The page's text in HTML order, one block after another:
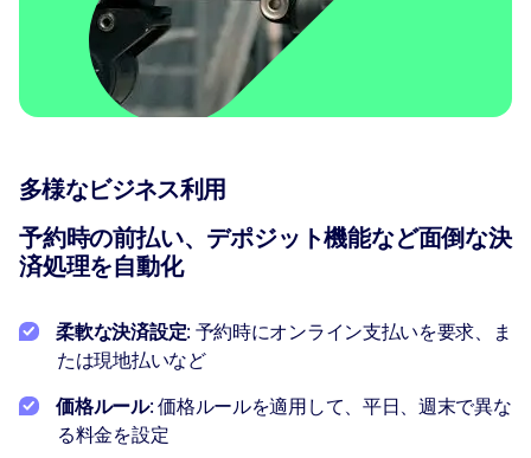
多様なビジネス利用
予約時の前払い、デポジット機能など面倒な決
済処理を自動化
柔軟な決済設定: 予約時にオンライン支払いを要求、ま
たは現地払いなど
価格ルール: 価格ルールを適用して、平日、週末で異な
る料金を設定